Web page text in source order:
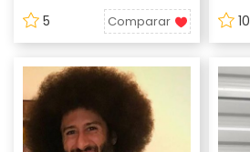
5 Comparar 10